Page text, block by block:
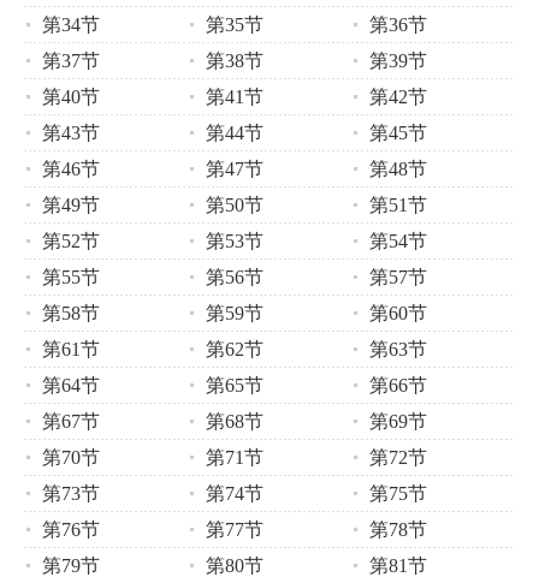
第34节
第35节
第36节
第37节
第38节
第39节
第40节
第41节
第42节
第43节
第44节
第45节
第46节
第47节
第48节
第49节
第50节
第51节
第52节
第53节
第54节
第55节
第56节
第57节
第58节
第59节
第60节
第61节
第62节
第63节
第64节
第65节
第66节
第67节
第68节
第69节
第70节
第71节
第72节
第73节
第74节
第75节
第76节
第77节
第78节
第79节
第80节
第81节